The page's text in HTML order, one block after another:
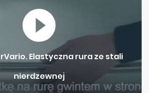
Elastyczna rura ze stali
nierdzewnej